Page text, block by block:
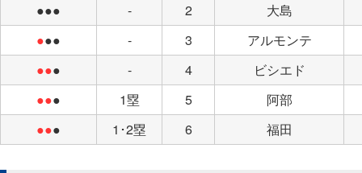
●●●
- 2
大島
●●● - 3
アルモンテ
●●● - 4
ビシエド
●●● 1塁 5
阿部
●●● 1･2塁 6 福田